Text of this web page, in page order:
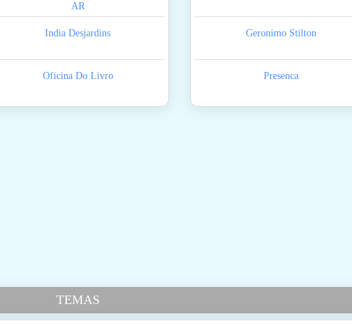
AR
India Desjardins
Oficina Do Livro
Geronimo Stilton
Presenca
TEMAS